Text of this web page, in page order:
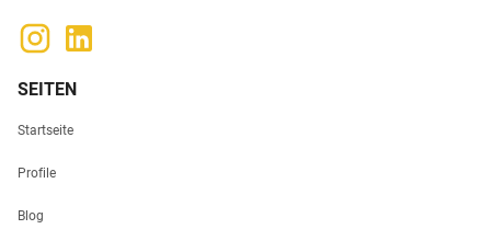
SEITEN
Startseite
Profile
Blog